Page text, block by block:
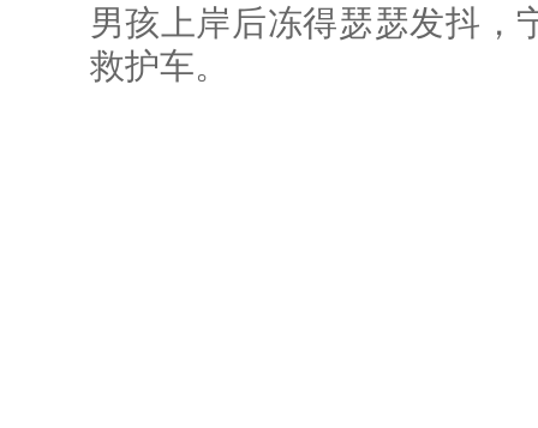
男孩上岸后冻得瑟瑟发抖，
救护车。